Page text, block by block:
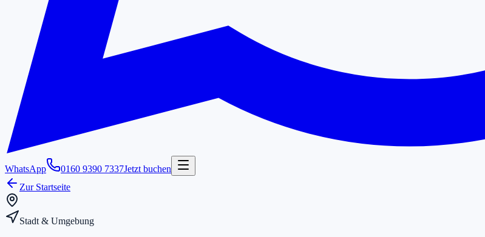
WhatsApp 0160 9390 7337Jetzt buchen
Zur Startseite
Stadt & Umgebung